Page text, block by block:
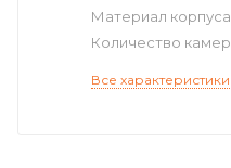
Материал корпуса
Количество камер
Все характеристики